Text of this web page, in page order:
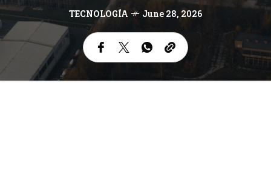
TECNOLOGÍA June 28, 2026